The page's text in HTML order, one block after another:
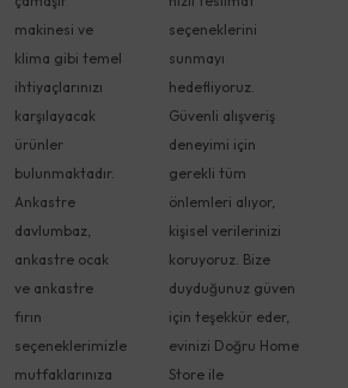
makinesi ve
klima gibi temel
ihtiyaçlarınızı
karşılayacak
ürünler
bulunmaktadır.
Ankastre
davlumbaz,
ankastre ocak
ve ankastre
fırın
seçeneklerimizle
mutfaklarınıza
seçeneklerini
sunmayı
hedefliyoruz.
Güvenli alışveriş
deneyimi için
gerekli tüm
önlemleri alıyor,
kişisel verilerinizi
koruyoruz. Bize
duyduğunuz güven
için teşekkür eder,
evinizi Doğru Home
Store ile